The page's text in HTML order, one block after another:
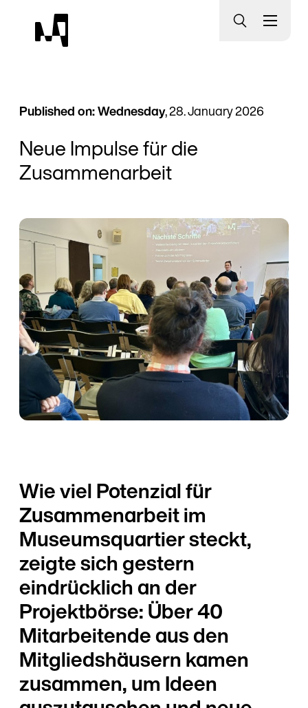
Museumsquartier Bern
Published on: Wednesday, 28. January 2026
Neue Impulse für die
Zusammenarbeit
Wie viel Potenzial für
Zusammenarbeit im
Museumsquartier steckt,
zeigte sich gestern
eindrücklich an der
Projektbörse: Über 40
Mitarbeitende aus den
Mitgliedshäusern kamen
zusammen, um Ideen